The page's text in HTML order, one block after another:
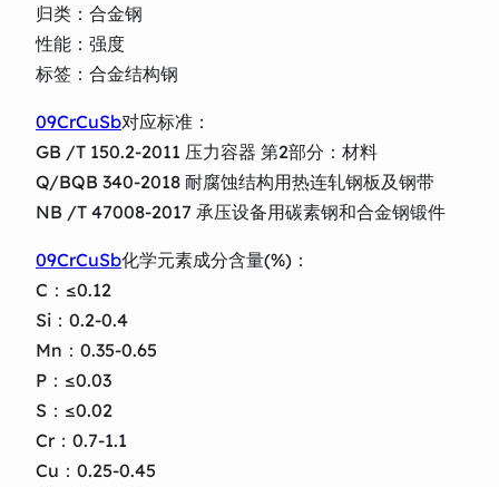
归类：合金钢
性能：强度
标签：合金结构钢
09CrCuSb对应标准：
GB /T 150.2-2011 压力容器 第2部分：材料
Q/BQB 340-2018 耐腐蚀结构用热连轧钢板及钢带
NB /T 47008-2017 承压设备用碳素钢和合金钢锻件
09CrCuSb化学元素成分含量(%)：
C：≤0.12
Si：0.2-0.4
Mn：0.35-0.65
P：≤0.03
S：≤0.02
Cr：0.7-1.1
Cu：0.25-0.45